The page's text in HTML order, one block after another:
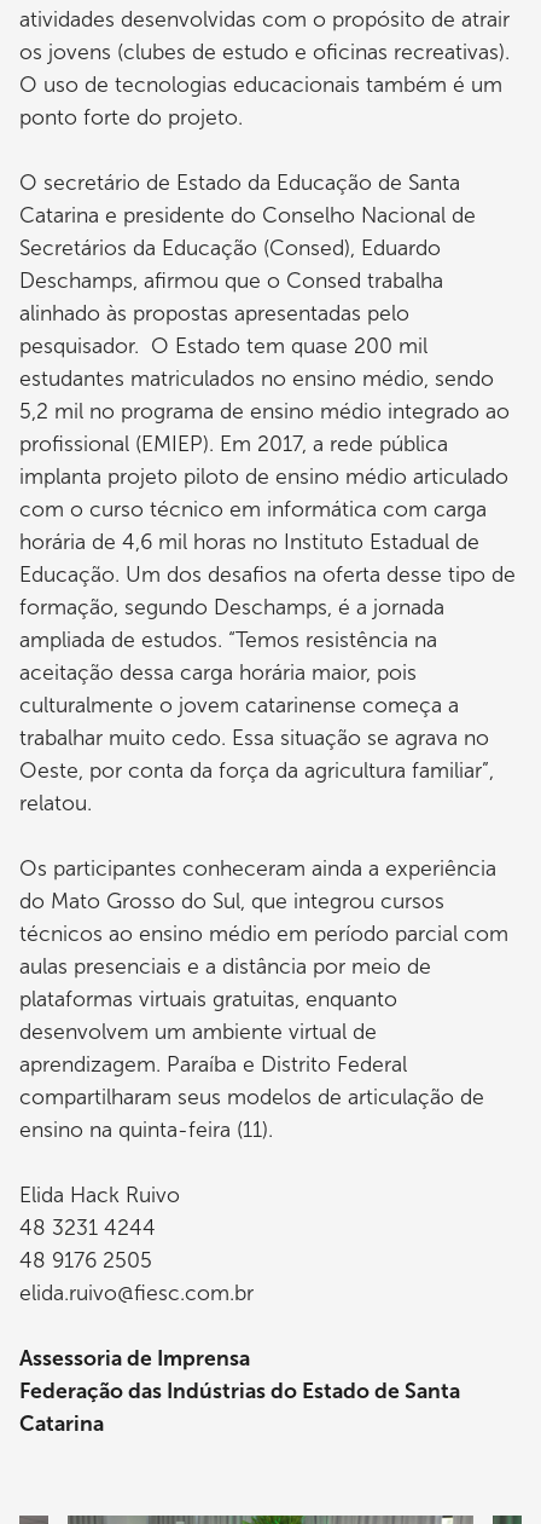
atividades desenvolvidas com o propósito de atrair
os jovens (clubes de estudo e oficinas recreativas).
O uso de tecnologias educacionais também é um
ponto forte do projeto.
O secretário de Estado da Educação de Santa
Catarina e presidente do Conselho Nacional de
Secretários da Educação (Consed), Eduardo
Deschamps, afirmou que o Consed trabalha
alinhado às propostas apresentadas pelo
pesquisador. O Estado tem quase 200 mil
estudantes matriculados no ensino médio, sendo
5,2 mil no programa de ensino médio integrado ao
profissional (EMIEP). Em 2017, a rede pública
implanta projeto piloto de ensino médio articulado
com o curso técnico em informática com carga
horária de 4,6 mil horas no Instituto Estadual de
Educação. Um dos desafios na oferta desse tipo de
formação, segundo Deschamps, é a jornada
ampliada de estudos. “Temos resistência na
aceitação dessa carga horária maior, pois
culturalmente o jovem catarinense começa a
trabalhar muito cedo. Essa situação se agrava no
Oeste, por conta da força da agricultura familiar”,
relatou.
Os participantes conheceram ainda a experiência
do Mato Grosso do Sul, que integrou cursos
técnicos ao ensino médio em período parcial com
aulas presenciais e a distância por meio de
plataformas virtuais gratuitas, enquanto
desenvolvem um ambiente virtual de
aprendizagem. Paraíba e Distrito Federal
compartilharam seus modelos de articulação de
ensino na quinta-feira (11).
Elida Hack Ruivo
48 3231 4244
48 9176 2505
elida.ruivo@fiesc.com.br
Assessoria de Imprensa
Federação das Indústrias do Estado de Santa
Catarina